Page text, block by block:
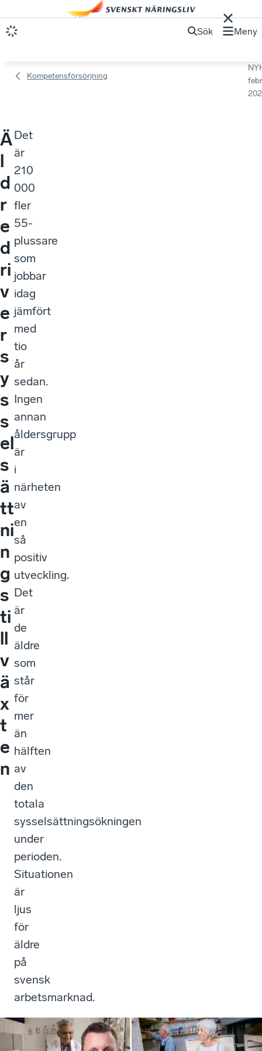
Sök Meny
Kompetensförsörjning
Ä
l
d
r
e
d
ri
v
e
r
s
y
s
s
el
s
ä
tt
ni
n
g
s
ti
ll
v
ä
x
t
e
n
Det
är
210
000
fler
55-
plussare
som
jobbar
idag
jämfört
med
tio
år
sedan.
Ingen
annan
åldersgrupp
är
i
närheten
av
en
så
positiv
utveckling.
Det
är
de
äldre
som
står
för
mer
än
hälften
av
den
totala
sysselsättningsökningen
under
perioden.
Situationen
är
ljus
för
äldre
på
svensk
arbetsmarknad.